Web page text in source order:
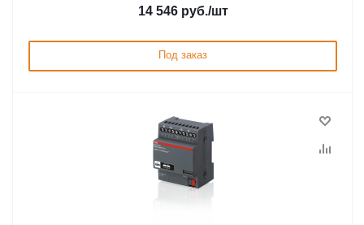
14 546руб./шт
Под заказ